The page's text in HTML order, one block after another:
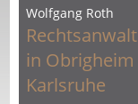
Wolfgang Roth
in
Karlsruhe